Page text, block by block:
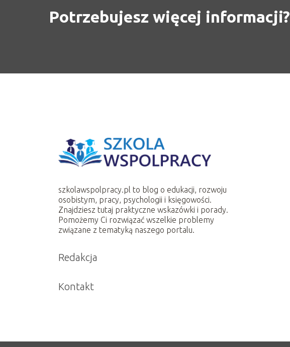
Potrzebujesz więcej informacji?
szkolawspolpracy.pl to blog o edukacji, rozwoju
osobistym, pracy, psychologii i księgowości.
Znajdziesz tutaj praktyczne wskazówki i porady.
Pomożemy Ci rozwiązać wszelkie problemy
związane z tematyką naszego portalu.
Redakcja
Kontakt